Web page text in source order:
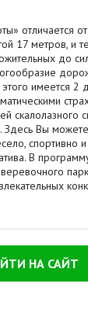
отличается
17 метров, и
до
имеется 2
скалолазного
Здесь Вы
спортивно
В
НА САЙТ